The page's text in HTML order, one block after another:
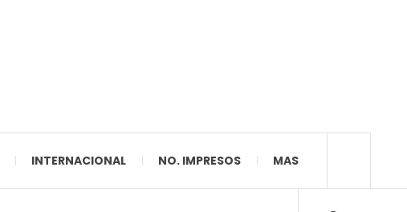
INTERNACIONAL NO. IMPRESOS MAS